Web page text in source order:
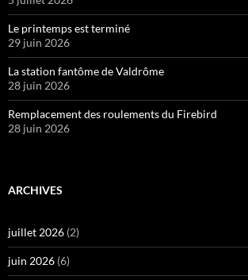
Le printemps est terminé
29 juin 2026
La station fantôme de Valdrôme
28 juin 2026
Remplacement des roulements du Firebird
28 juin 2026
ARCHIVES
juillet 2026 (2)
juin 2026 (6)